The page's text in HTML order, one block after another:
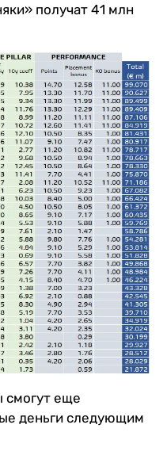
получат 41 млн
смогут еще
деньги следующим